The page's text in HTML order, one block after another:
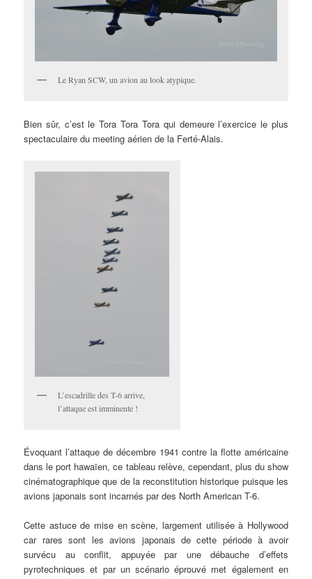
Le Ryan SCW, un avion au look atypique.
Bien sûr, c’est le Tora Tora Tora qui demeure l’exercice le plus
spectaculaire du meeting aérien de la Ferté-Alais.
L’escadrille des T-6 arrive,
l’attaque est imminente !
Évoquant l’attaque de décembre 1941 contre la flotte américaine
dans le port hawaïen, ce tableau relève, cependant, plus du show
cinématographique que de la reconstitution historique puisque les
avions japonais sont incarnés par des North American T-6.
Cette astuce de mise en scène, largement utilisée à Hollywood
car rares sont les avions japonais de cette période à avoir
survécu au conflit, appuyée par une débauche d’effets
pyrotechniques et par un scénario éprouvé met également en